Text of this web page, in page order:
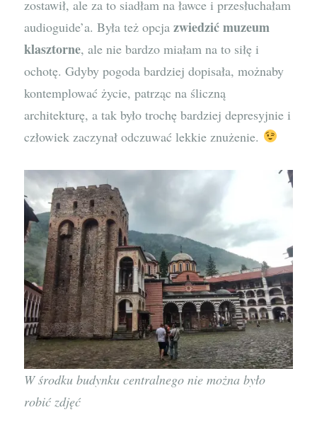
zostawił, ale za to siadłam na ławce i przesłuchałam
audioguide’a. Była też opcja zwiedzić muzeum
klasztorne, ale nie bardzo miałam na to siłę i
ochotę. Gdyby pogoda bardziej dopisała, możnaby
kontemplować życie, patrząc na śliczną
architekturę, a tak było trochę bardziej depresyjnie i
człowiek zaczynał odczuwać lekkie znużenie.
W środku budynku centralnego nie można było
robić zdjęć